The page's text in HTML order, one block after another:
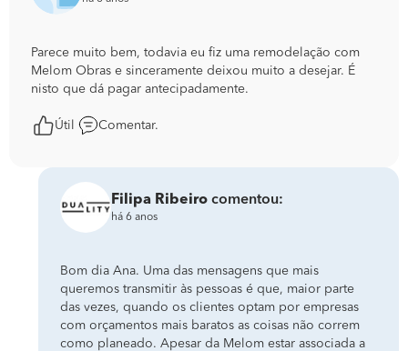
Parece muito bem, todavia eu fiz uma remodelação com
Melom Obras e sinceramente deixou muito a desejar. É
nisto que dá pagar antecipadamente.
Útil Comentar.
Filipa Ribeiro comentou:
há 6 anos
Bom dia Ana. Uma das mensagens que mais
queremos transmitir às pessoas é que, maior parte
das vezes, quando os clientes optam por empresas
com orçamentos mais baratos as coisas não correm
como planeado. Apesar da Melom estar associada a